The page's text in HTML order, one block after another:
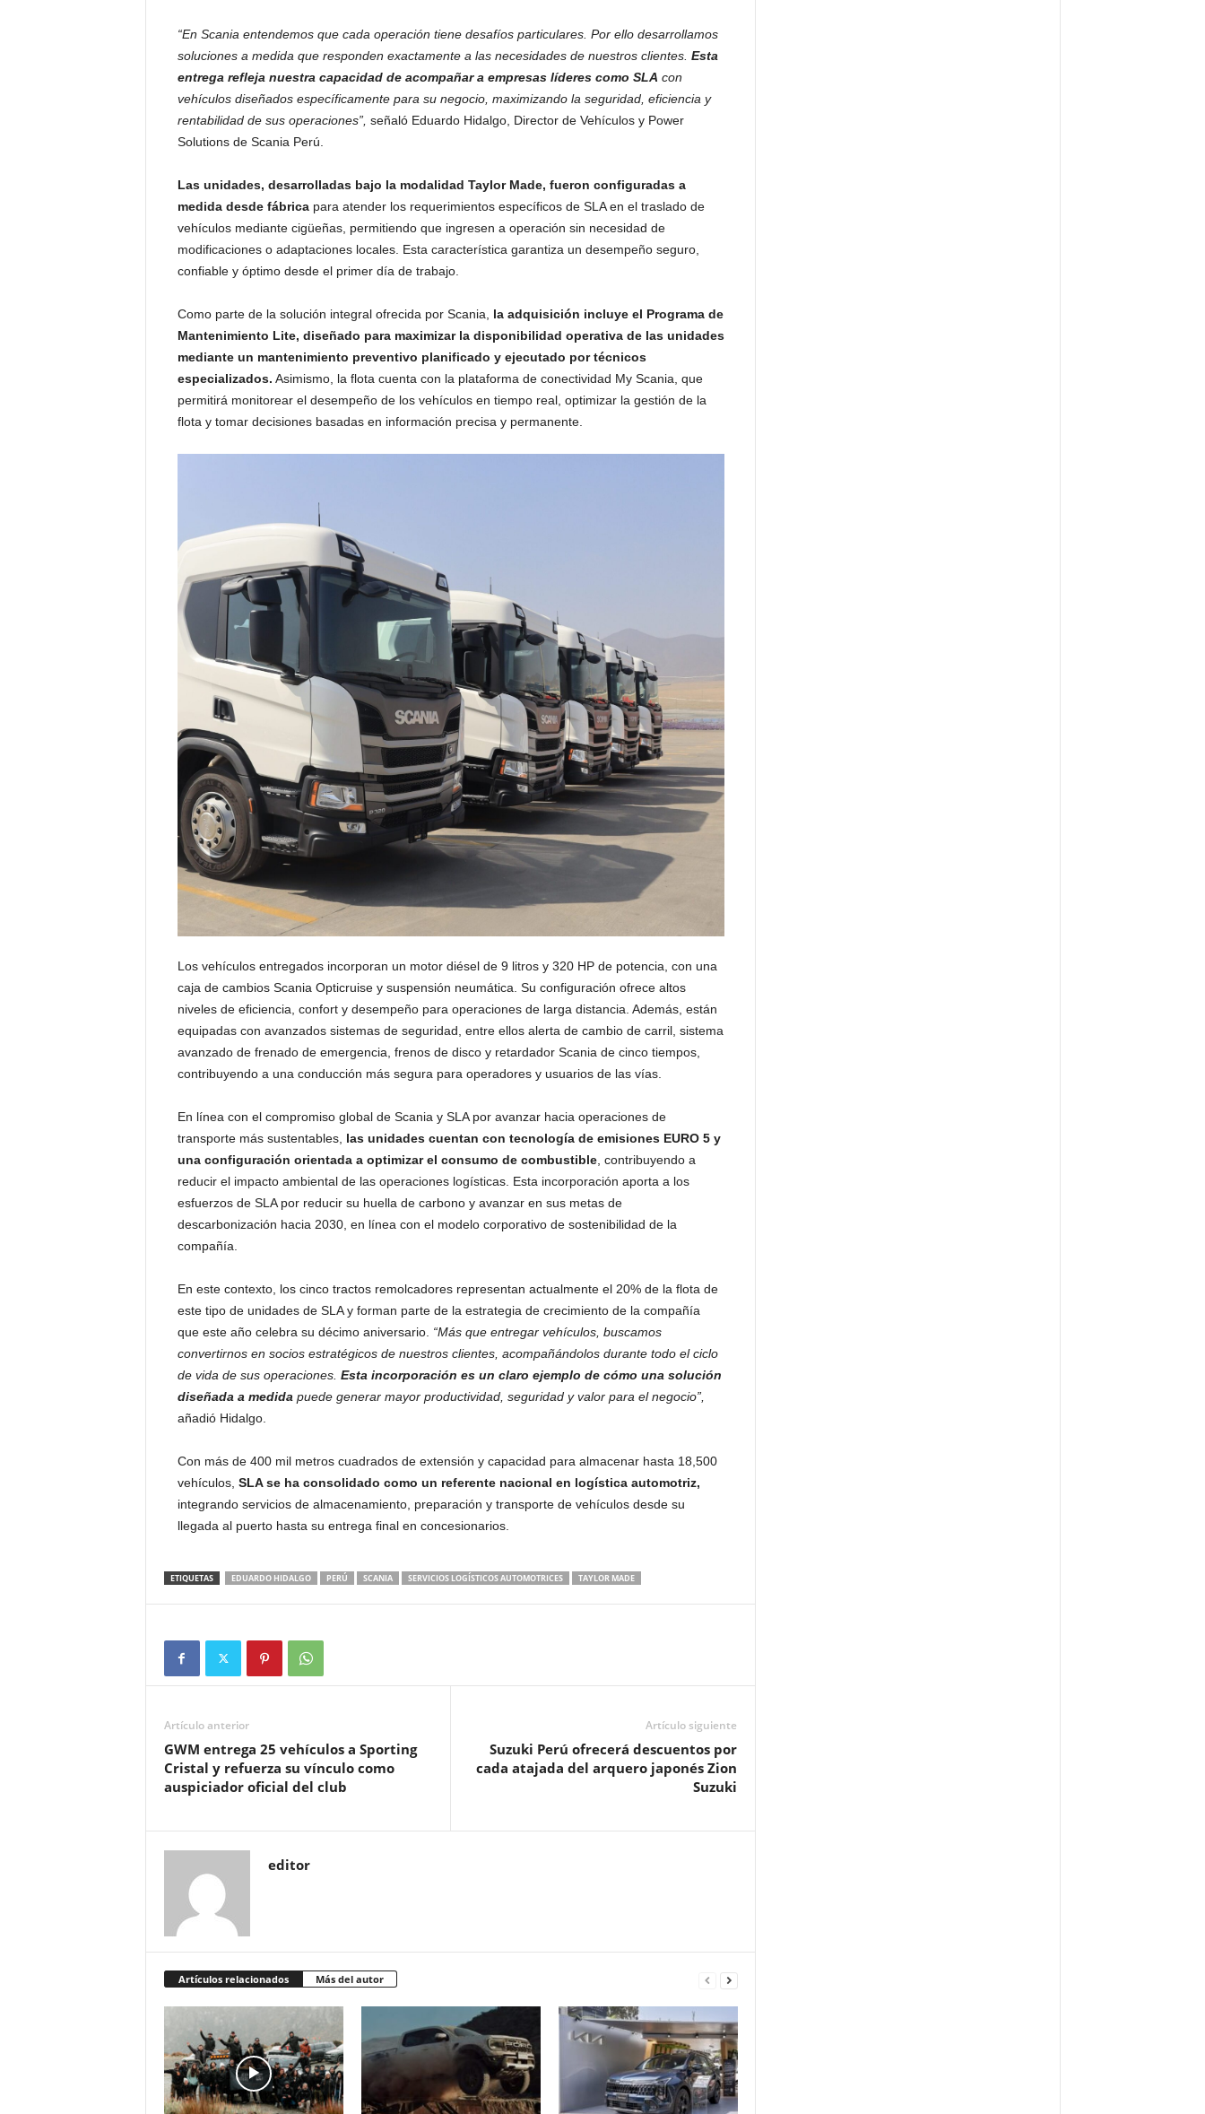
“En Scania entendemos que cada operación tiene desafíos particulares. Por ello desarrollamos
soluciones a medida que responden exactamente a las necesidades de nuestros clientes. Esta
entrega refleja nuestra capacidad de acompañar a empresas líderes como SLA con
vehículos diseñados específicamente para su negocio, maximizando la seguridad, eficiencia y
rentabilidad de sus operaciones”, señaló Eduardo Hidalgo, Director de Vehículos y Power
Solutions de Scania Perú.
Las unidades, desarrolladas bajo la modalidad Taylor Made, fueron configuradas a
medida desde fábricapara atender los requerimientos específicos de SLA en el traslado de
vehículos mediante cigüeñas, permitiendo que ingresen a operación sin necesidad de
modificaciones o adaptaciones locales. Esta característica garantiza un desempeño seguro,
confiable y óptimo desde el primer día de trabajo.
Como parte de la solución integral ofrecida por Scania, la adquisición incluye el Programa de
Mantenimiento Lite, diseñado para maximizar la disponibilidad operativa de las unidades
mediante un mantenimiento preventivo planificado y ejecutado por técnicos
especializados. Asimismo, la flota cuenta con la plataforma de conectividad My Scania, que
permitirá monitorear el desempeño de los vehículos en tiempo real, optimizar la gestión de la
flota y tomar decisiones basadas en información precisa y permanente.
Los vehículos entregados incorporan un motor diésel de 9 litros y 320 HP de potencia, con una
caja de cambios Scania Opticruise y suspensión neumática. Su configuración ofrece altos
niveles de eficiencia, confort y desempeño para operaciones de larga distancia. Además, están
equipadas con avanzados sistemas de seguridad, entre ellos alerta de cambio de carril, sistema
avanzado de frenado de emergencia, frenos de disco y retardador Scania de cinco tiempos,
contribuyendo a una conducción más segura para operadores y usuarios de las vías.
En línea con el compromiso global de Scania y SLA por avanzar hacia operaciones de
transporte más sustentables, las unidades cuentan con tecnología de emisiones EURO 5 y
una configuración orientada a optimizar el consumo de combustible, contribuyendo a
reducir el impacto ambiental de las operaciones logísticas. Esta incorporación aporta a los
esfuerzos de SLA por reducir su huella de carbono y avanzar en sus metas de
descarbonización hacia 2030, en línea con el modelo corporativo de sostenibilidad de la
compañía.
En este contexto, los cinco tractos remolcadores representan actualmente el 20% de la flota de
este tipo de unidades de SLA y forman parte de la estrategia de crecimiento de la compañía
que este año celebra su décimo aniversario. “Más que entregar vehículos, buscamos
convertirnos en socios estratégicos de nuestros clientes, acompañándolos durante todo el ciclo
de vida de sus operaciones. Esta incorporación es un claro ejemplo de cómo una solución
diseñada a medida puede generar mayor productividad, seguridad y valor para el negocio”,
añadió Hidalgo.
Con más de 400 mil metros cuadrados de extensión y capacidad para almacenar hasta 18,500
vehículos, SLA se ha consolidado como un referente nacional en logística automotriz,
integrando servicios de almacenamiento, preparación y transporte de vehículos desde su
llegada al puerto hasta su entrega final en concesionarios.
ETIQUETAS EDUARDO HIDALGO PERÚ SCANIA SERVICIOS LOGÍSTICOS AUTOMOTRICES TAYLOR MADE
Artículo anterior
GWM entrega 25 vehículos a Sporting
Cristal y refuerza su vínculo como
auspiciador oficial del club
Artículo siguiente
Suzuki Perú ofrecerá descuentos por
cada atajada del arquero japonés Zion
Suzuki
editor
Artículos relacionados Más del autor